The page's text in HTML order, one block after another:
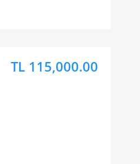
TL 115,000.00